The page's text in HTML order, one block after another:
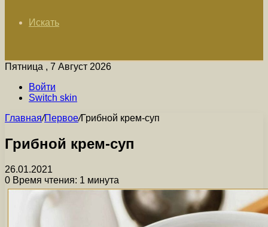
Искать
Пятница , 7 Август 2026
Войти
Switch skin
Главная/Первое/Грибной крем-суп
Грибной крем-суп
26.01.2021
0 Время чтения: 1 минута